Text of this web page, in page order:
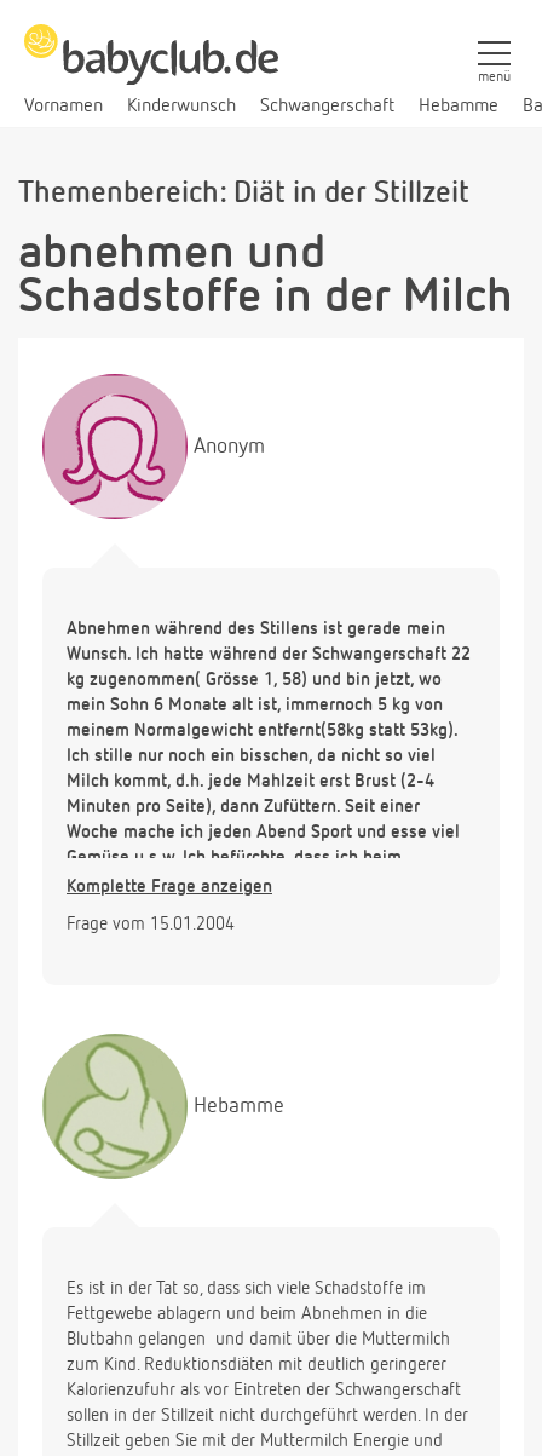
Vornamen Kinderwunsch Schwangerschaft Hebamme
menü
Themenbereich: Diät in der Stillzeit
abnehmen und
Schadstoffe in der Milch
Anonym
Abnehmen während des Stillens ist gerade mein
Wunsch. Ich hatte während der Schwangerschaft 22
kg zugenommen( Grösse 1, 58) und bin jetzt, wo
mein Sohn 6 Monate alt ist, immernoch 5 kg von
meinem Normalgewicht entfernt(58kg statt 53kg).
Ich stille nur noch ein bisschen, da nicht so viel
Milch kommt, d.h. jede Mahlzeit erst Brust (2-4
Minuten pro Seite), dann Zufüttern. Seit einer
Woche mache ich jeden Abend Sport und esse viel
Gemüse u.s.w. Ich befürchte, dass ich beim
Abnehmen viel Schadstoffe in die Milch bringe. Wie
Komplette Frage anzeigen
Frage vom 15.01.2004
Hebamme
Es ist in der Tat so, dass sich viele Schadstoffe im
Fettgewebe ablagern und beim Abnehmen in die
Blutbahn gelangen  und damit über die Muttermilch
zum Kind. Reduktionsdiäten mit deutlich geringerer
Kalorienzufuhr als vor Eintreten der Schwangerschaft
sollen in der Stillzeit nicht durchgeführt werden. In der
Stillzeit geben Sie mit der Muttermilch Energie und